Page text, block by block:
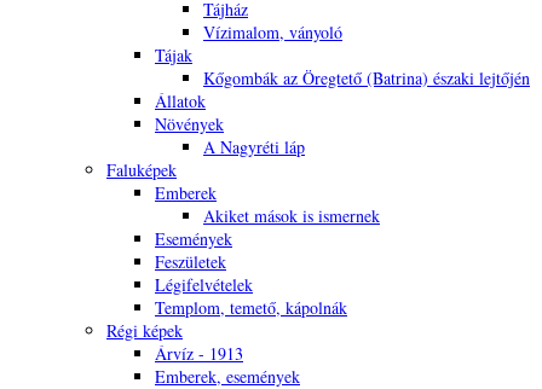
Tájház
Vízimalom, ványoló
Tájak
Kőgombák az Öregtető (Batrina) északi lejtőjén
Állatok
Növények
A Nagyréti láp
Faluképek
Emberek
Akiket mások is ismernek
Események
Feszületek
Légifelvételek
Templom, temető, kápolnák
Régi képek
Árvíz - 1913
Emberek, események